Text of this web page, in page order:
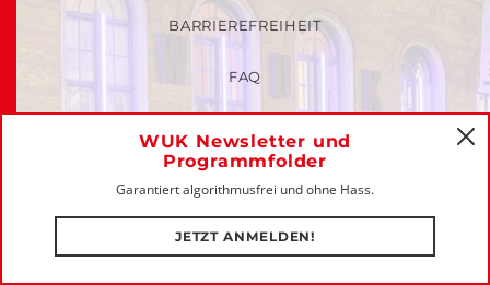
WUK Newsletter und
Programmfolder
Garantiert algorithmusfrei und ohne Hass.
JETZT ANMELDEN!
BARRIEREFREIHEIT
FAQ
IMPRESSUM